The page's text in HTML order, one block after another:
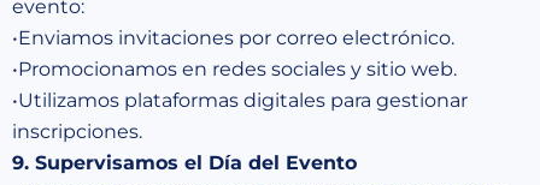
evento:
•Enviamos invitaciones por correo electrónico.
•Promocionamos en redes sociales y sitio web.
•Utilizamos plataformas digitales para gestionar
inscripciones.
9. Supervisamos el Día del Evento